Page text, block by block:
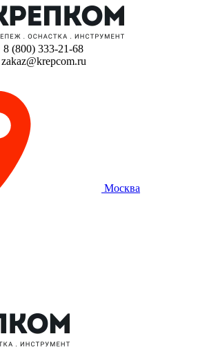
8 (800) 333-21-68
zakaz@krepcom.ru
Москва